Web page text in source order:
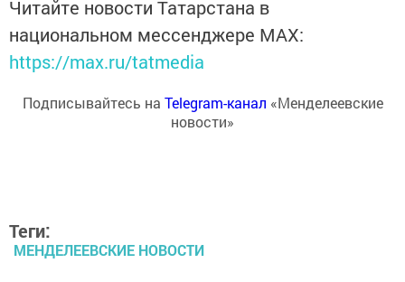
Читайте новости Татарстана в
национальном мессенджере MАХ:
https://max.ru/tatmedia
Подписывайтесь на Telegram-канал «Менделеевские
новости»
Теги:
МЕНДЕЛЕЕВСКИЕ НОВОСТИ